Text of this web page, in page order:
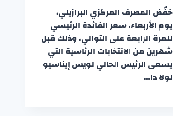
خفّض المصرف المركزي البرازيلي،
يوم الأربعاء، سعر الفائدة الرئيسي
للمرة الرابعة على التوالي، وذلك قبل
شهرين من الانتخابات الرئاسية التي
يسعى الرئيس الحالي لويس إيناسيو
لولا دا…